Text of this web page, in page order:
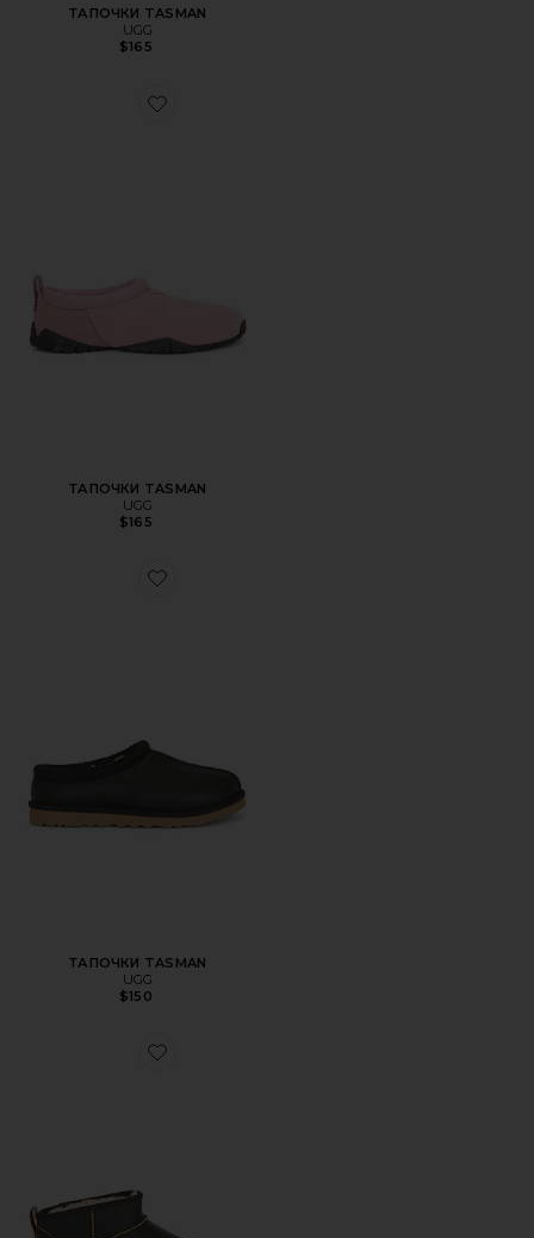
ТАПОЧКИ TASMAN
UGG
$165
Favorite ТАПОЧКИ TASMAN
ТАПОЧКИ TASMAN
UGG
$165
Favorite ТАПОЧКИ TASMAN
ТАПОЧКИ TASMAN
UGG
$150
Favorite САПОГИ CLASSIC